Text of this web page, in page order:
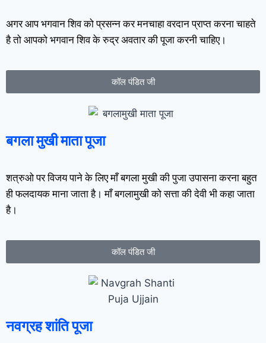
अगर आप भगवान शिव को प्रसन्न कर मनचाहा वरदान प्राप्त करना चाहते
है तो आपको भगवान शिव के रुद्र अवतार की पूजा करनी चाहिए।
कॉल पंडित जी
बगला मुखी माता पूजा
शत्रुओ पर विजय पाने के लिए माँ बगला मुखी की पुजा उपासना करना बहुत
ही फलदायक माना जाता है। माँ बगलामुखी को सत्ता की देवी भी कहा जाता
है।
कॉल पंडित जी
नवग्रह शांति पूजा